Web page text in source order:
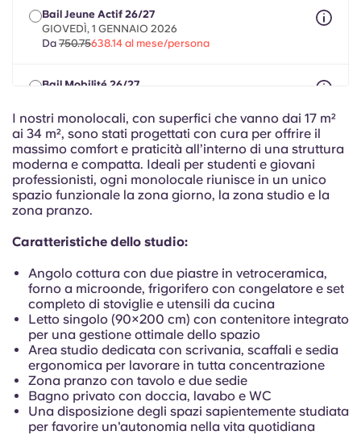
Bail Jeune Actif 26/27
GIOVEDÌ, 1 GENNAIO 2026
Da 750.75638.14 al mese/persona
Bail Mobilité 26/27
2026 e il 31 luglio 2027
Da 750.75 638.14 al mese/persona
I nostri monolocali, con superfici che vanno dai 17 m²
ai 34 m², sono stati progettati con cura per offrire il
massimo comfort e praticità all’interno di una struttura
moderna e compatta. Ideali per studenti e giovani
professionisti, ogni monolocale riunisce in un unico
spazio funzionale la zona giorno, la zona studio e la
zona pranzo.
Caratteristiche dello studio:
Angolo cottura con due piastre in vetroceramica,
forno a microonde, frigorifero con congelatore e set
completo di stoviglie e utensili da cucina
Letto singolo (90×200 cm) con contenitore integrato
per una gestione ottimale dello spazio
Area studio dedicata con scrivania, scaffali e sedia
ergonomica per lavorare in tutta concentrazione
Zona pranzo con tavolo e due sedie
Bagno privato con doccia, lavabo e WC
Una disposizione degli spazi sapientemente studiata
per favorire un'autonomia nella vita quotidiana